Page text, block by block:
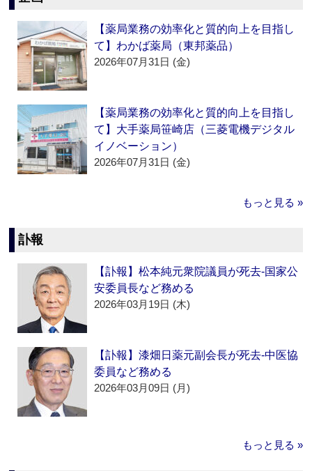
【薬局業務の効率化と質的向上を目指し
て】わかば薬局（東邦薬品）
2026年07月31日 (金)
【薬局業務の効率化と質的向上を目指し
て】大手薬局笹崎店（三菱電機デジタル
イノベーション）
2026年07月31日 (金)
もっと見る »
訃報
【訃報】松本純元衆院議員が死去‐国家公
安委員長など務める
2026年03月19日 (木)
【訃報】漆畑日薬元副会長が死去‐中医協
委員など務める
2026年03月09日 (月)
もっと見る »